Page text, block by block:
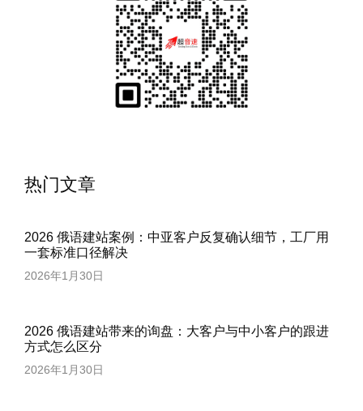
热门文章
2026 俄语建站案例：中亚客户反复确认细节，工厂用
一套标准口径解决
2026年1月30日
2026 俄语建站带来的询盘：大客户与中小客户的跟进
方式怎么区分
2026年1月30日